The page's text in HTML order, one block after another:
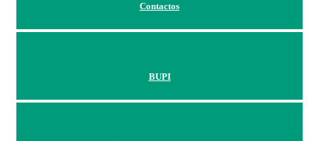
Contactos
BUPI